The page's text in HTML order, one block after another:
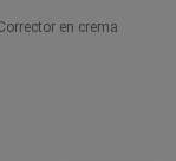
en crema